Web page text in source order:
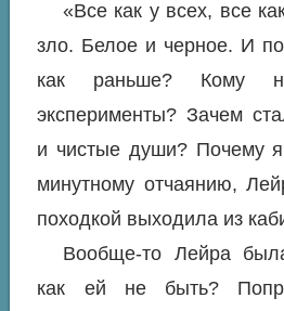
«Все как у всех, все
зло. Белое и черное. И
как раньше? Кому
эксперименты? Зачем
и чистые души? Почему
минутному отчаянию,
походкой выходила из
Вообще-то Лейра
как ей не быть?